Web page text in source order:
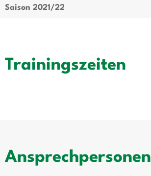
Saison 2021/22
Trainingszeiten
Ansprechpersonen